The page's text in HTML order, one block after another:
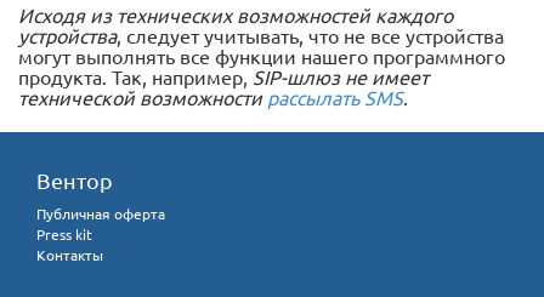
Исходя из технических возможностей каждого
устройства, следует учитывать, что не все устройства
могут выполнять все функции нашего программного
продукта. Так, например, SIP-шлюз не имеет
технической возможности рассылать SMS.
Вентор
Публичная оферта
Press kit
Контакты